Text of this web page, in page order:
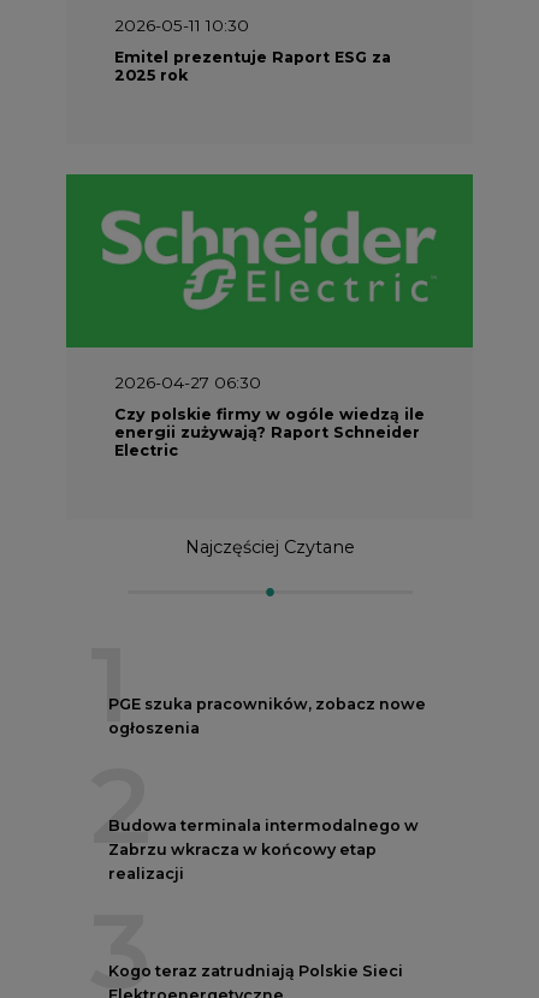
2026-05-11 10:30
Emitel prezentuje Raport ESG za
2025 rok
2026-04-27 06:30
Czy polskie firmy w ogóle wiedzą ile
energii zużywają? Raport Schneider
Electric
Najczęściej Czytane
1
PGE szuka pracowników, zobacz nowe
ogłoszenia
2
Budowa terminala intermodalnego w
Zabrzu wkracza w końcowy etap
realizacji
3
Kogo teraz zatrudniają Polskie Sieci
Elektroenergetyczne